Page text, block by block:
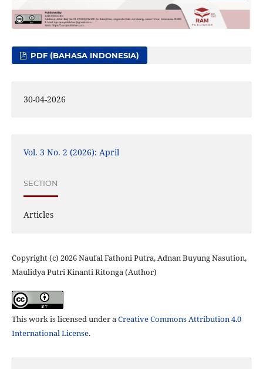
PDF (BAHASA INDONESIA)
30-04-2026
Vol. 3 No. 2 (2026): April
SECTION
Articles
Copyright (c) 2026 Naufal Fathoni Putra, Adnan Buyung Nasution,
Maulidya Putri Kinanti Ritonga (Author)
This work is licensed under a Creative Commons Attribution 4.0
International License.